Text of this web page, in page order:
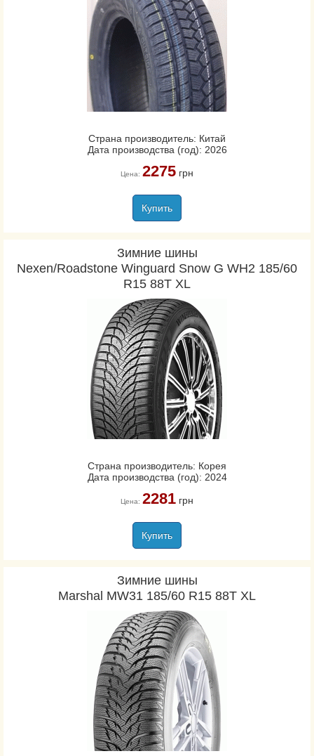
Страна производитель: Китай
Дата производства (год): 2026
Цена: 2275грн
Купить
Зимние шины
Nexen/Roadstone Winguard Snow G WH2 185/60
R15 88T XL
Страна производитель: Корея
Дата производства (год): 2024
Цена: 2281грн
Купить
Зимние шины
Marshal MW31 185/60 R15 88T XL